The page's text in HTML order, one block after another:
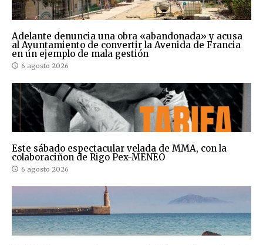
Adelante denuncia una obra «abandonada» y acusa
al Ayuntamiento de convertir la Avenida de Francia
en un ejemplo de mala gestión
6 agosto 2026
Este sábado espectacular velada de MMA, con la
colaboraciñon de Rigo Pex-MENEO
6 agosto 2026